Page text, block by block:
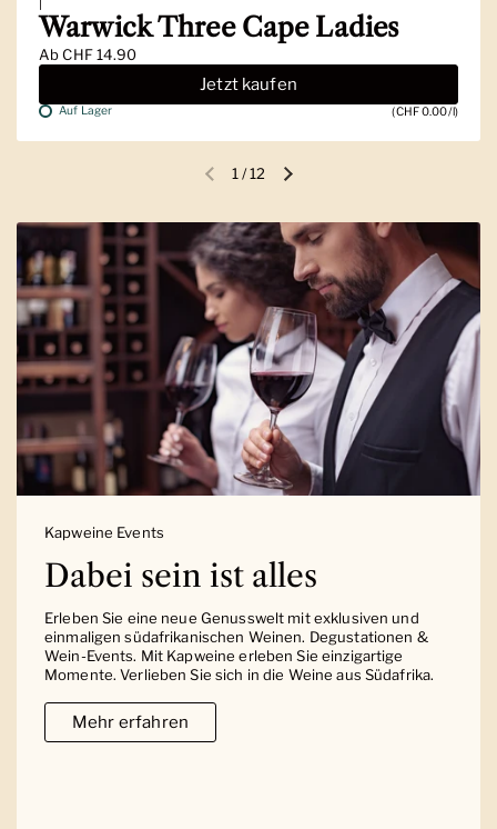
Warwick Three Cape Ladies
AbCHF 14.90
Jetzt kaufen
Auf Lager (CHF 0.00/l)
Vorherige FolieNächste Folie
1/12
Kapweine Events
Dabei sein ist alles
Erleben Sie eine neue Genusswelt mit exklusiven und
einmaligen südafrikanischen Weinen. Degustationen &
Wein-Events. Mit Kapweine erleben Sie einzigartige
Momente. Verlieben Sie sich in die Weine aus Südafrika.
Mehr erfahren